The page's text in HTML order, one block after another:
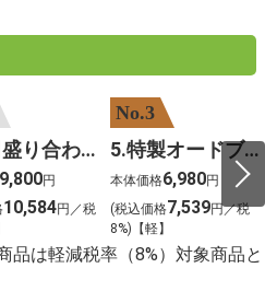
1.寿司盛り合わせ 饗宴～きょうえん～
9,800円
10,584円／税
No.3
5.特製オードブル
本体価格6,980円
(税込価格7,539円／税
8%)【軽】
品は軽減税率（8%）対象商品と